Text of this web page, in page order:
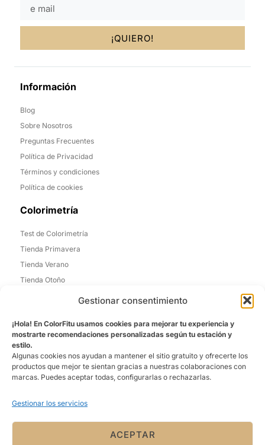
Gestionar consentimiento
¡Hola! En ColorFitu usamos cookies para mejorar tu experiencia y
mostrarte recomendaciones personalizadas según tu estación y
estilo.
Algunas cookies nos ayudan a mantener el sitio gratuito y ofrecerte los
productos que mejor te sientan gracias a nuestras colaboraciones con
marcas. Puedes aceptar todas, configurarlas o rechazarlas.
Gestionar los servicios
ACEPTAR
¡QUIERO!
Información
Blog
Sobre Nosotros
Preguntas Frecuentes
Política de Privacidad
Términos y condiciones
Política de cookies
Colorimetría
Test de Colorimetría
Tienda Primavera
Tienda Verano
Tienda Otoño
Informacion de Contacto
Madrid, España
Email: laura@colorfitu.com
Sobre Nosotros
La tienda que mejor te conoce. Ofreciéndo una experiencia